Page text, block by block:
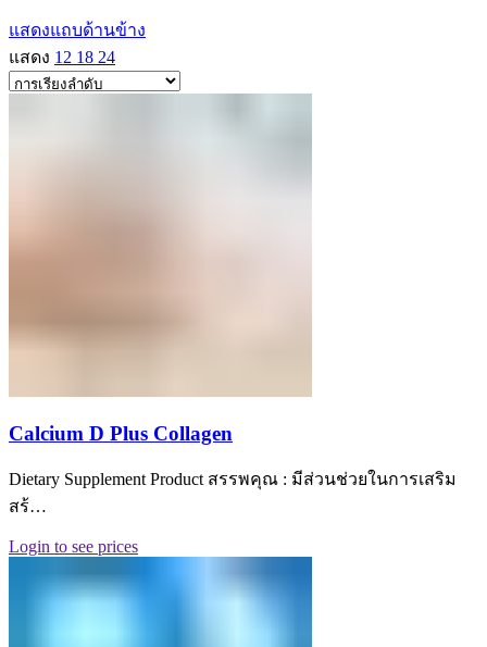
แสดงแถบด้านข้าง
แสดง 12 18 24
Calcium D Plus Collagen
Dietary Supplement Product สรรพคุณ : มีส่วนช่วยในการเสริม
สร้…
Login to see prices